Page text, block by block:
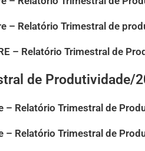
– Relatório Trimestral de
– Relatório Trimestral de
de Produtividade/
– Relatório Trimestral de
– Relatório Trimestral de